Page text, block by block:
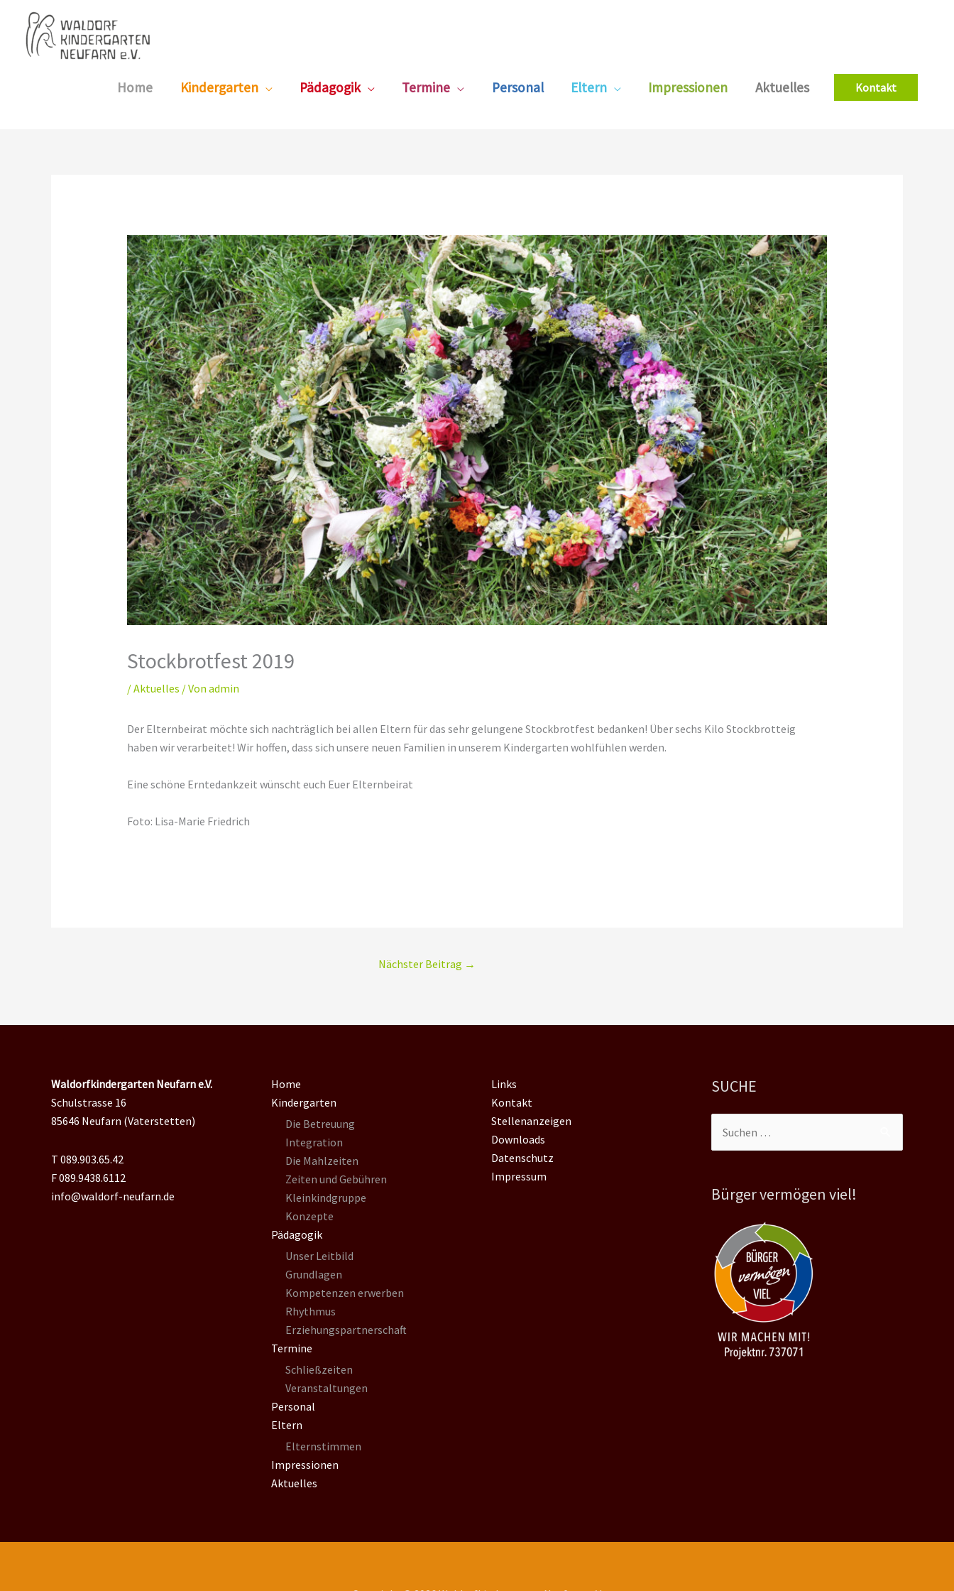
Inhalt
springen
Home Kindergarten Pädagogik Termine Personal Eltern Impressionen Aktuelles Kontakt
Stockbrotfest 2019
/Aktuelles / Von admin
Der Elternbeirat möchte sich nachträglich bei allen Eltern für das sehr gelungene Stockbrotfest bedanken! Über sechs Kilo Stockbrotteig
haben wir verarbeitet! Wir hoffen, dass sich unsere neuen Familien in unserem Kindergarten wohlfühlen werden.
Eine schöne Erntedankzeit wünscht euch Euer Elternbeirat
Foto: Lisa-Marie Friedrich
Nächster Beitrag →
Waldorfkindergarten Neufarn e.V.
Schulstrasse 16
85646 Neufarn (Vaterstetten)
T 089.903.65.42
F 089.9438.6112
info@waldorf-neufarn.de
Home
Kindergarten
Die Betreuung
Integration
Die Mahlzeiten
Zeiten und Gebühren
Kleinkindgruppe
Konzepte
Pädagogik
Unser Leitbild
Grundlagen
Kompetenzen erwerben
Rhythmus
Erziehungspartnerschaft
Termine
Schließzeiten
Veranstaltungen
Personal
Eltern
Elternstimmen
Impressionen
Aktuelles
Links
Kontakt
Stellenanzeigen
Downloads
Datenschutz
Impressum
SUCHE
nach:
Bürger vermögen viel!